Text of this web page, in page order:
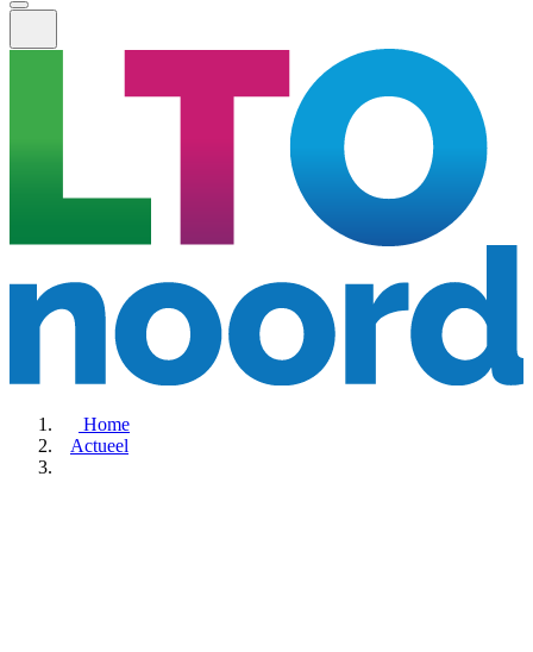
Home
Actueel